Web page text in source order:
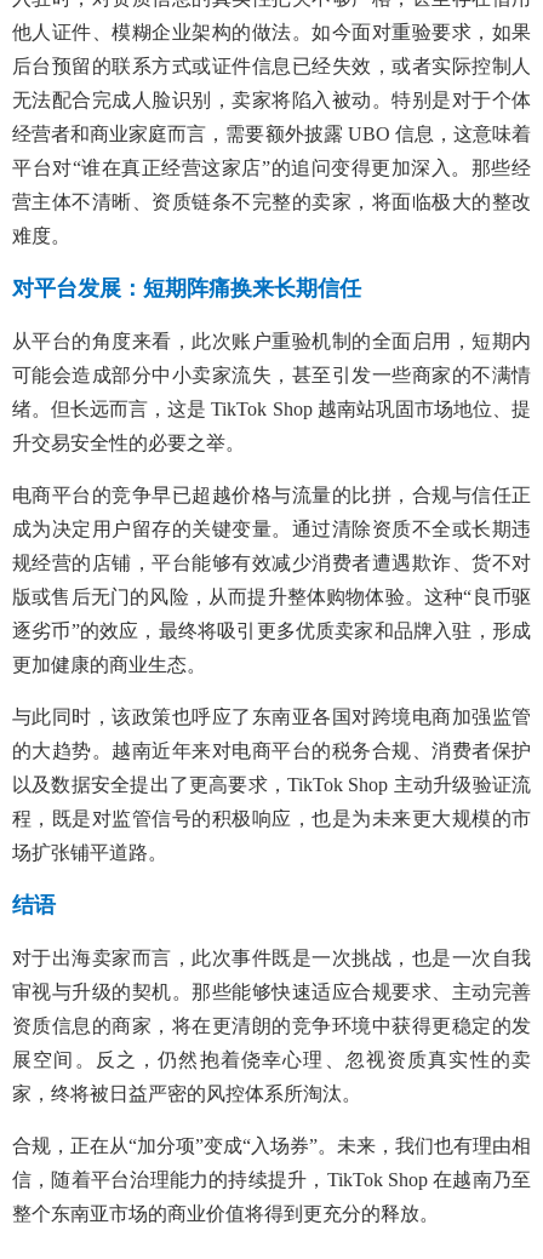
他人证件、模糊企业架构的做法。如今面对重验要求，如果
后台预留的联系方式或证件信息已经失效，或者实际控制人
无法配合完成人脸识别，卖家将陷入被动。特别是对于个体
经营者和商业家庭而言，需要额外披露 UBO 信息，这意味着
平台对“谁在真正经营这家店”的追问变得更加深入。那些经
营主体不清晰、资质链条不完整的卖家，将面临极大的整改
难度。
对平台发展：短期阵痛换来长期信任
从平台的角度来看，此次账户重验机制的全面启用，短期内
可能会造成部分中小卖家流失，甚至引发一些商家的不满情
绪。但长远而言，这是 TikTok Shop 越南站巩固市场地位、提
升交易安全性的必要之举。
电商平台的竞争早已超越价格与流量的比拼，合规与信任正
成为决定用户留存的关键变量。通过清除资质不全或长期违
规经营的店铺，平台能够有效减少消费者遭遇欺诈、货不对
版或售后无门的风险，从而提升整体购物体验。这种“良币驱
逐劣币”的效应，最终将吸引更多优质卖家和品牌入驻，形成
更加健康的商业生态。
与此同时，该政策也呼应了东南亚各国对跨境电商加强监管
的大趋势。越南近年来对电商平台的税务合规、消费者保护
以及数据安全提出了更高要求，TikTok Shop 主动升级验证流
程，既是对监管信号的积极响应，也是为未来更大规模的市
场扩张铺平道路。
结语
对于出海卖家而言，此次事件既是一次挑战，也是一次自我
审视与升级的契机。那些能够快速适应合规要求、主动完善
资质信息的商家，将在更清朗的竞争环境中获得更稳定的发
展空间。反之，仍然抱着侥幸心理、忽视资质真实性的卖
家，终将被日益严密的风控体系所淘汰。
合规，正在从“加分项”变成“入场券”。未来，我们也有理由相
信，随着平台治理能力的持续提升，TikTok Shop 在越南乃至
整个东南亚市场的商业价值将得到更充分的释放。